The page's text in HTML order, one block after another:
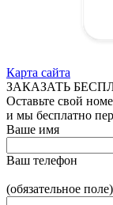
Карта сайта
ЗАКАЗАТЬ
Оставьте свой
и мы бесплатно
Ваше имя
Ваш телефон
(обязательное поле)